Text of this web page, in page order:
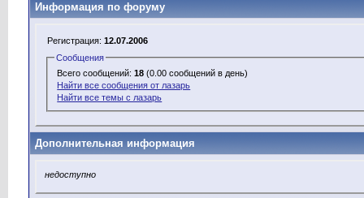
Информация по форуму
Регистрация: 12.07.2006
Сообщения
Всего сообщений:18 (0.00 сообщений в день)
Найти все сообщения от лазарь
Найти все темы с лазарь
Дополнительная информация
недоступно